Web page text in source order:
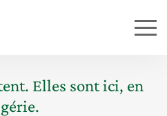
Elles sont ici, en